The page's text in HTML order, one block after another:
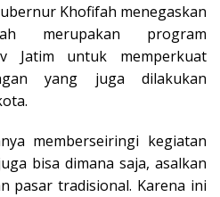
Khofifah menegaskan
merupakan program
Jatim untuk memperkuat
yang juga dilakukan
memberseiringi kegiatan
bisa dimana saja, asalkan
pasar tradisional. Karena ini